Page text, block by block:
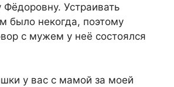
Фёдоровну. Устраивать
было некогда, поэтому
с мужем у неё состоялся
у вас с мамой за моей